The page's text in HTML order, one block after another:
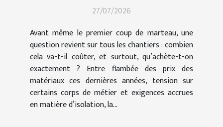
27/07/2026
Avant même le premier coup de marteau, une
question revient sur tous les chantiers : combien
cela va-t-il coûter, et surtout, qu’achète-t-on
exactement ? Entre flambée des prix des
matériaux ces dernières années, tension sur
certains corps de métier et exigences accrues
en matière d’isolation, la...